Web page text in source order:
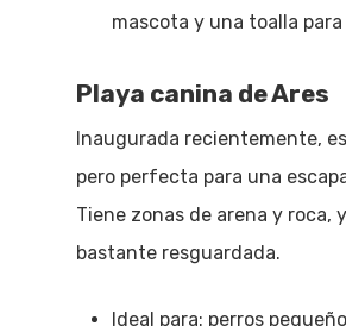
mascota y una toalla
Playa canina de Ares
Inaugurada recientemente,
pero perfecta para una
Tiene zonas de arena y roca,
bastante resguardada.
Ideal para: perros